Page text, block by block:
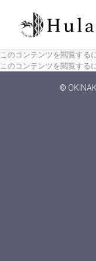
このコンテンツを閲覧する
このコンテンツを閲覧する
©